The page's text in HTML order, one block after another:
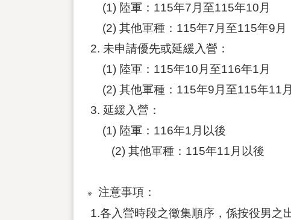
(1) 陸軍：115年7月至115年10月
(2) 其他軍種：115年7月至115年9月
2. 未申請優先或延緩入營：
(1) 陸軍：115年10月至116年1月
(2) 其他軍種：115年9月至115年11月
3. 延緩入營：
(1) 陸軍：116年1月以後
(2) 其他軍種：115年11月以後
※
注意事項：
1.各入營時段之徵集順序，係按役男之